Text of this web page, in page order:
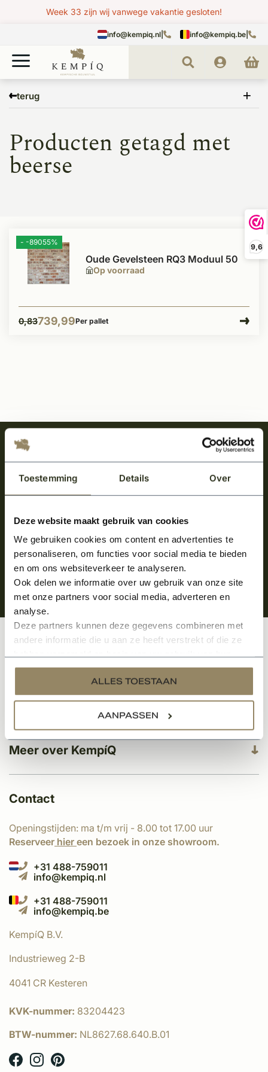
Toestemming Details Over
Deze website maakt gebruik van cookies
We gebruiken cookies om content en advertenties te
personaliseren, om functies voor social media te bieden
en om ons websiteverkeer te analyseren.
Ook delen we informatie over uw gebruik van onze site
met onze partners voor social media, adverteren en
analyse.
Deze partners kunnen deze gegevens combineren met
andere informatie die u aan ze heeft verstrekt of die ze
services.
ALLES TOESTAAN
AANPASSEN
9,6
Week 33 zijn wij vanwege vakantie gesloten!
info@kempiq.nl info@kempiq.be
terug
beerse
Producten getagd met
beerse
- -89055%
Op voorraad
Oude Gevelsteen RQ3 Moduul 50
0,83739,99Per pallet
Meld je aan en ontvang het laatste nieuws
over onze kempische bouwstijl!
Aanmelden voor de nieuwsbrief
Meer over KempíQ
Klantenservice
Categorieën
Contact
Openingstijden: ma t/m vrij - 8.00 tot 17.00 uur
Reserveer hier een bezoek in onze showroom.
+31 488-759011
info@kempiq.nl
+31 488-759011
info@kempiq.be
KempíQ B.V.
Industrieweg 2-B
4041 CR Kesteren
KVK-nummer: 83204423
BTW-nummer: NL8627.68.640.B.01